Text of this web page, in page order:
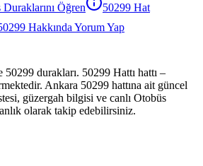
Duraklarını Öğren 50299 Hat
Hakkında Yorum Yap
durakları. 50299 Hattı hattı –
Ankara 50299 hattına ait güncel
güzergah bilgisi ve canlı Otobüs
olarak takip edebilirsiniz.